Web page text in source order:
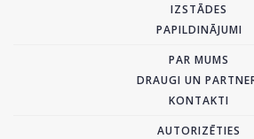
IZSTĀDES
PAPILDINĀJUMI
PAR MUMS
DRAUGI UN
KONTAKTI
AUTORIZĒTIES